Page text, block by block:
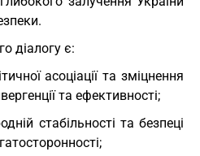
діалогу є:
асоціації та зміцнення
та ефективності;
стабільності та безпеці